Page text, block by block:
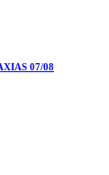
07/08